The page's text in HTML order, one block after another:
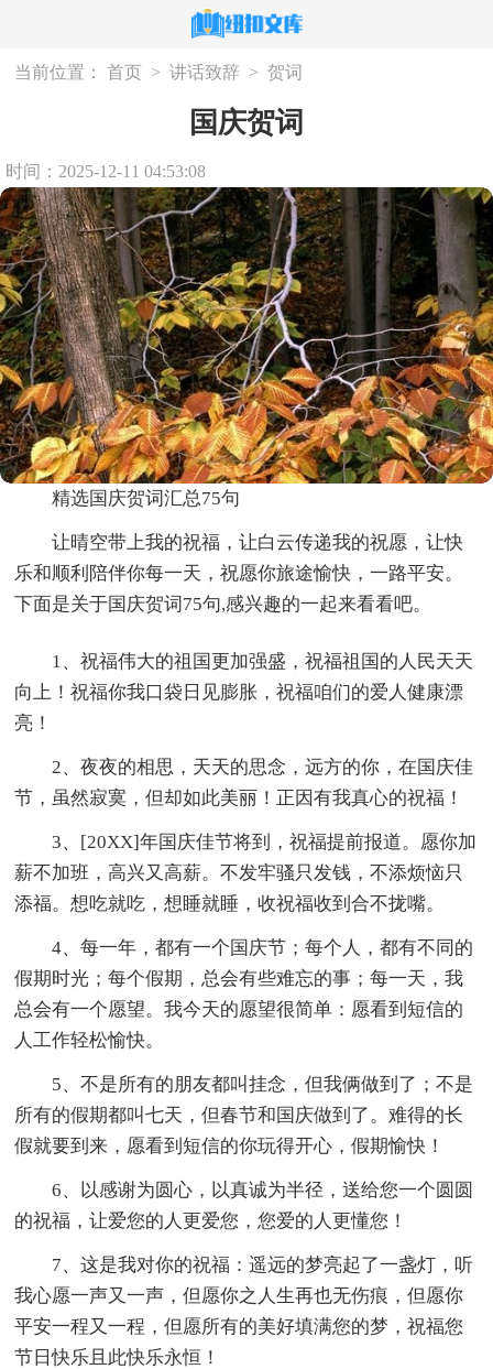
当前位置： 首页 > 讲话致辞 > 贺词
国庆贺词
时间：2025-12-11 04:53:08
精选国庆贺词汇总75句
让晴空带上我的祝福，让白云传递我的祝愿，让快
乐和顺利陪伴你每一天，祝愿你旅途愉快，一路平安。
下面是关于国庆贺词75句,感兴趣的一起来看看吧。
1、祝福伟大的祖国更加强盛，祝福祖国的人民天天
向上！祝福你我口袋日见膨胀，祝福咱们的爱人健康漂
亮！
2、夜夜的相思，天天的思念，远方的你，在国庆佳
节，虽然寂寞，但却如此美丽！正因有我真心的祝福！
3、[20XX]年国庆佳节将到，祝福提前报道。愿你加
薪不加班，高兴又高薪。不发牢骚只发钱，不添烦恼只
添福。想吃就吃，想睡就睡，收祝福收到合不拢嘴。
4、每一年，都有一个国庆节；每个人，都有不同的
假期时光；每个假期，总会有些难忘的事；每一天，我
总会有一个愿望。我今天的愿望很简单：愿看到短信的
人工作轻松愉快。
5、不是所有的朋友都叫挂念，但我俩做到了；不是
所有的假期都叫七天，但春节和国庆做到了。难得的长
假就要到来，愿看到短信的你玩得开心，假期愉快！
6、以感谢为圆心，以真诚为半径，送给您一个圆圆
的祝福，让爱您的人更爱您，您爱的人更懂您！
7、这是我对你的祝福：遥远的梦亮起了一盏灯，听
我心愿一声又一声，但愿你之人生再也无伤痕，但愿你
平安一程又一程，但愿所有的美好填满您的梦，祝福您
节日快乐且此快乐永恒！